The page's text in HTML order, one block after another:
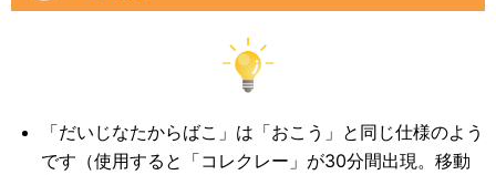
「だいじなたからばこ」は「おこう」と同じ仕様のよう
です（使用すると「コレクレー」が30分間出現。移動